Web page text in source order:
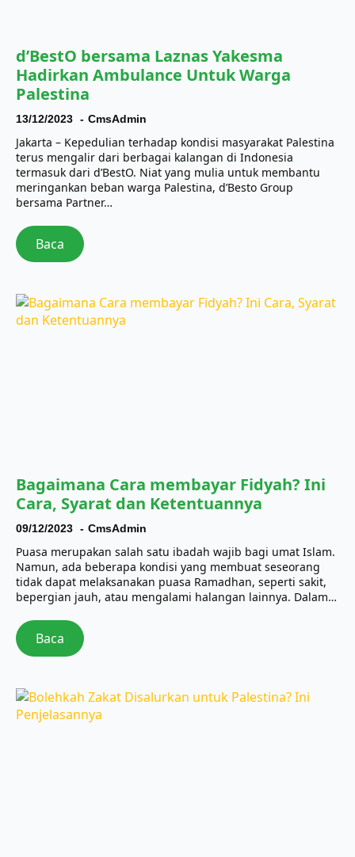
d’BestO bersama Laznas Yakesma
Hadirkan Ambulance Untuk Warga
Palestina
13/12/2023 CmsAdmin
Jakarta – Kepedulian terhadap kondisi masyarakat Palestina
terus mengalir dari berbagai kalangan di Indonesia
termasuk dari d’BestO. Niat yang mulia untuk membantu
meringankan beban warga Palestina, d’Besto Group
bersama Partner…
Baca
Bagaimana Cara membayar Fidyah? Ini
Cara, Syarat dan Ketentuannya
09/12/2023 CmsAdmin
Puasa merupakan salah satu ibadah wajib bagi umat Islam.
Namun, ada beberapa kondisi yang membuat seseorang
tidak dapat melaksanakan puasa Ramadhan, seperti sakit,
bepergian jauh, atau mengalami halangan lainnya. Dalam…
Baca